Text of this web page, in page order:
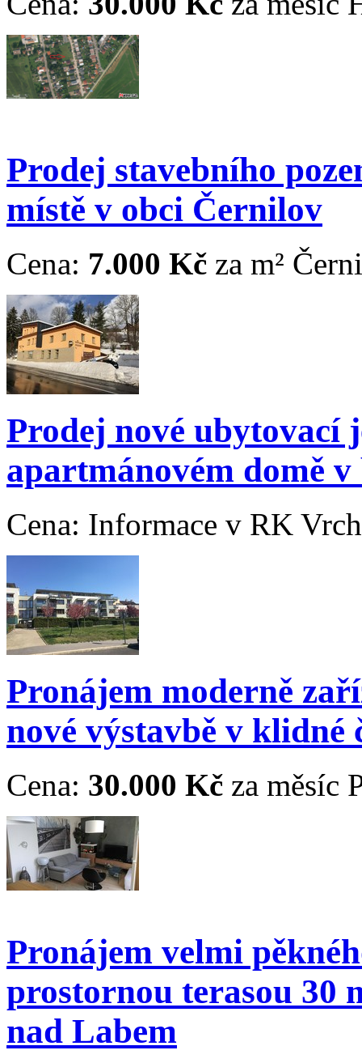
Prodej stavebního
místě v obci Černilov
Cena: 7.000 Kč za m²
Prodej nové ubytovací
apartmánovém domě
Cena: Informace v RK
Pronájem moderně
nové výstavbě v
Cena: 30.000 Kč za měsíc
Pronájem velmi
prostornou terasou 30
nad Labem